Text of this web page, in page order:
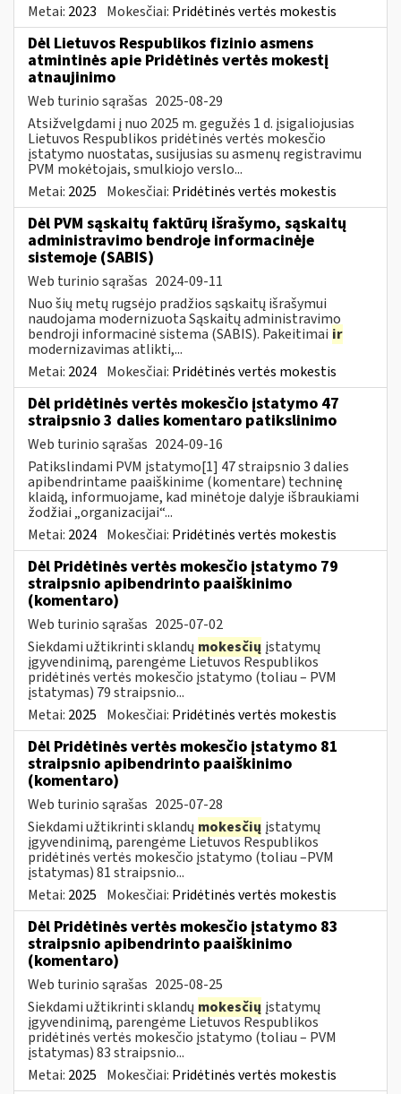
Metai: 2023 Mokesčiai: Pridėtinės vertės mokestis
Dėl Lietuvos Respublikos fizinio asmens
atmintinės apie Pridėtinės vertės mokestį
atnaujinimo
Web turinio sąrašas 2025-08-29
Atsižvelgdami į nuo 2025 m. gegužės 1 d. įsigaliojusias
Lietuvos Respublikos pridėtinės vertės mokesčio
įstatymo nuostatas, susijusias su asmenų registravimu
PVM mokėtojais, smulkiojo verslo...
Metai: 2025 Mokesčiai: Pridėtinės vertės mokestis
Dėl PVM sąskaitų faktūrų išrašymo, sąskaitų
administravimo bendroje informacinėje
sistemoje (SABIS)
Web turinio sąrašas 2024-09-11
Nuo šių metų rugsėjo pradžios sąskaitų išrašymui
naudojama modernizuota Sąskaitų administravimo
bendroji informacinė sistema (SABIS). Pakeitimai ir
modernizavimas atlikti,...
Metai: 2024 Mokesčiai: Pridėtinės vertės mokestis
Dėl pridėtinės vertės mokesčio įstatymo 47
straipsnio 3 dalies komentaro patikslinimo
Web turinio sąrašas 2024-09-16
Patikslindami PVM įstatymo[1] 47 straipsnio 3 dalies
apibendrintame paaiškinime (komentare) techninę
klaidą, informuojame, kad minėtoje dalyje išbraukiami
žodžiai „organizacijai“...
Metai: 2024 Mokesčiai: Pridėtinės vertės mokestis
Dėl Pridėtinės vertės mokesčio įstatymo 79
straipsnio apibendrinto paaiškinimo
(komentaro)
Web turinio sąrašas 2025-07-02
Siekdami užtikrinti sklandų mokesčių įstatymų
įgyvendinimą, parengėme Lietuvos Respublikos
pridėtinės vertės mokesčio įstatymo (toliau – PVM
įstatymas) 79 straipsnio...
Metai: 2025 Mokesčiai: Pridėtinės vertės mokestis
Dėl Pridėtinės vertės mokesčio įstatymo 81
straipsnio apibendrinto paaiškinimo
(komentaro)
Web turinio sąrašas 2025-07-28
Siekdami užtikrinti sklandų mokesčių įstatymų
įgyvendinimą, parengėme Lietuvos Respublikos
pridėtinės vertės mokesčio įstatymo (toliau –PVM
įstatymas) 81 straipsnio...
Metai: 2025 Mokesčiai: Pridėtinės vertės mokestis
Dėl Pridėtinės vertės mokesčio įstatymo 83
straipsnio apibendrinto paaiškinimo
(komentaro)
Web turinio sąrašas 2025-08-25
Siekdami užtikrinti sklandų mokesčių įstatymų
įgyvendinimą, parengėme Lietuvos Respublikos
pridėtinės vertės mokesčio įstatymo (toliau – PVM
įstatymas) 83 straipsnio...
Metai: 2025 Mokesčiai: Pridėtinės vertės mokestis